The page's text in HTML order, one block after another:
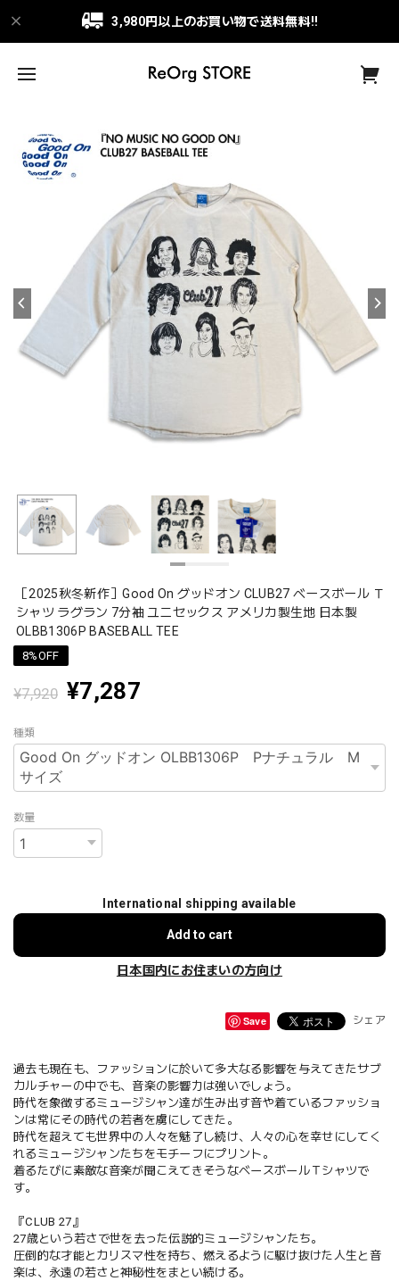
3,980円以上のお買い物で送料無料!!
［2025秋冬新作］Good On グッドオン CLUB27 ベースボール Ｔ
シャツ ラグラン 7分袖 ユニセックス アメリカ製生地 日本製
OLBB1306P BASEBALL TEE
8%OFF
¥7,920 ¥7,287
種類
数量
International shipping available
Add to cart
日本国内にお住まいの方向け
Save シェア
過去も現在も、ファッションに於いて多大なる影響を与えてきたサブ
カルチャーの中でも、音楽の影響力は強いでしょう。
時代を象徴するミュージシャン達が生み出す音や着ているファッショ
ンは常にその時代の若者を虜にしてきた。
時代を超えても世界中の人々を魅了し続け、人々の心を幸せにしてく
れるミュージシャンたちをモチーフにプリント。
着るたびに素敵な音楽が聞こえてきそうなベースボールＴシャツで
す。
『CLUB 27』
27歳という若さで世を去った伝説的ミュージシャンたち。
圧倒的な才能とカリスマ性を持ち、燃えるように駆け抜けた人生と音
楽は、永遠の若さと神秘性をまとい続ける。